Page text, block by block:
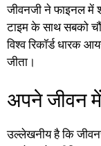
जीवनजी ने फाइनल
टाइम के साथ सबको
विश्व रिकॉर्ड धारक
जीता।
अपने जीवन
उल्लेखनीय है कि